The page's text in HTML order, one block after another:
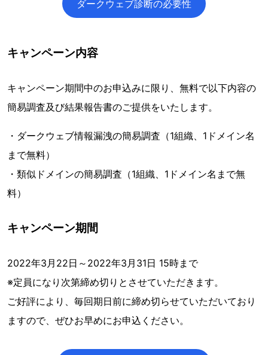
ダークウェブ診断の必要性
キャンペーン内容
キャンペーン期間中のお申込みに限り、無料で以下内容の
簡易調査及び結果報告書のご提供をいたします。
・ダークウェブ情報漏洩の簡易調査（1組織、1ドメイン名
まで無料）
・類似ドメインの簡易調査（1組織、1ドメイン名まで無
料）
キャンペーン期間
2022年3月22日～2022年3月31日 15時まで
※定員になり次第締め切りとさせていただきます。
ご好評により、毎回期日前に締め切らせていただいており
ますので、ぜひお早めにお申込ください。